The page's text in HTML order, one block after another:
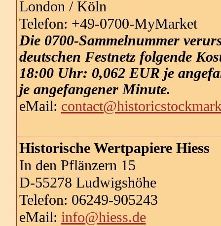
London / Köln
Telefon: +49-0700-MyMarket
Die 0700-Sammelnummer
deutschen Festnetz folgende
18:00 Uhr: 0,062 EUR je
je angefangener Minute.
eMail:
Historische Wertpapiere Hiess
In den Pflänzern 15
D-55278 Ludwigshöhe
Telefon: 06249-905243
eMail: info@hiess.de